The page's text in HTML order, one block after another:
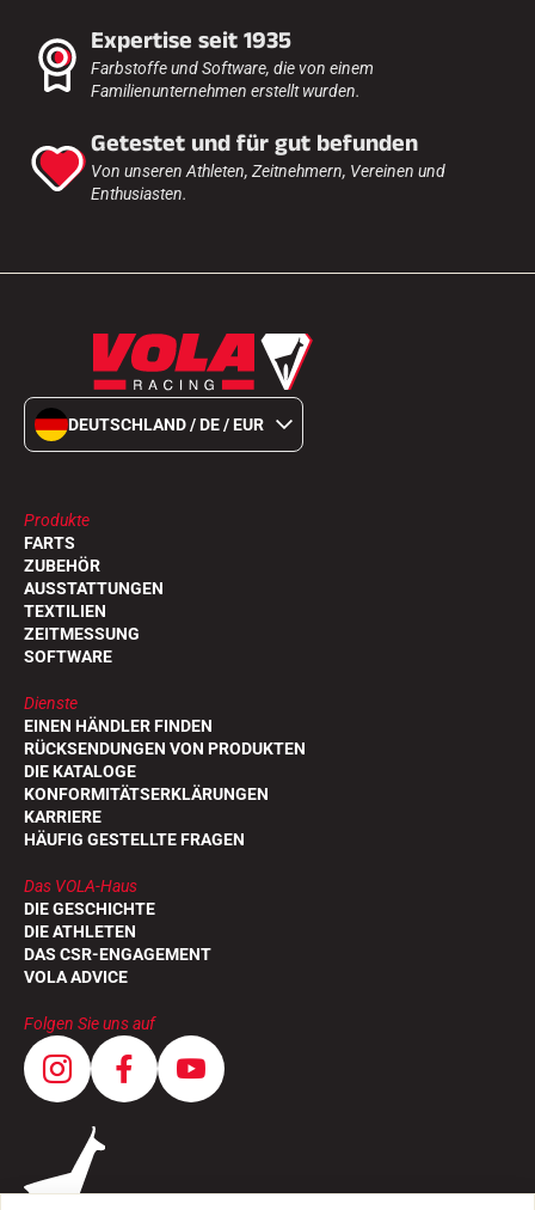
Expertise seit 1935
Farbstoffe und Software, die von einem
Familienunternehmen erstellt wurden.
Getestet und für gut befunden
Von unseren Athleten, Zeitnehmern, Vereinen und
Enthusiasten.
DEUTSCHLAND / DE / EUR
Produkte
FARTS
ZUBEHÖR
AUSSTATTUNGEN
TEXTILIEN
ZEITMESSUNG
SOFTWARE
Dienste
EINEN HÄNDLER FINDEN
RÜCKSENDUNGEN VON PRODUKTEN
DIE KATALOGE
KONFORMITÄTSERKLÄRUNGEN
KARRIERE
HÄUFIG GESTELLTE FRAGEN
Das VOLA-Haus
DIE GESCHICHTE
DIE ATHLETEN
DAS CSR-ENGAGEMENT
VOLA ADVICE
Folgen Sie uns auf